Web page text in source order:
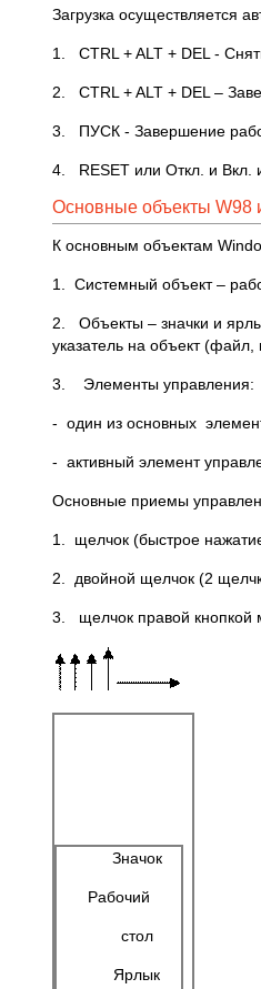
Загрузка осуществляется
1. CTRL + ALT + DEL -
2. CTRL + ALT + DEL –
3. ПУСК - Завершение
4. RESET или Откл. и Вкл.
Основные объекты W98
К основным объектам
1. Системный объект –
2. Объекты – значки и
указатель на объект (файл,
3. Элементы управления:
- один из основных
- активный элемент
Основные приемы
1. щелчок (быстрое
2. двойной щелчок (2
3. щелчок правой кнопкой
Значок
Рабочий
стол
Ярлык